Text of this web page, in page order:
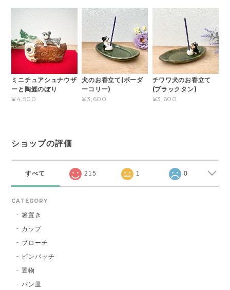
ミニチュアシュナウザ
ーと陶鯉のぼり
¥4,500
犬のお香立て(ボーダ
ーコリー)
¥3,600
チワワ犬のお香立て
(ブラックタン)
¥3,600
ショップの評価
すべて 215 1 0
CATEGORY
箸置き
カップ
ブローチ
ピンバッチ
置物
パン皿